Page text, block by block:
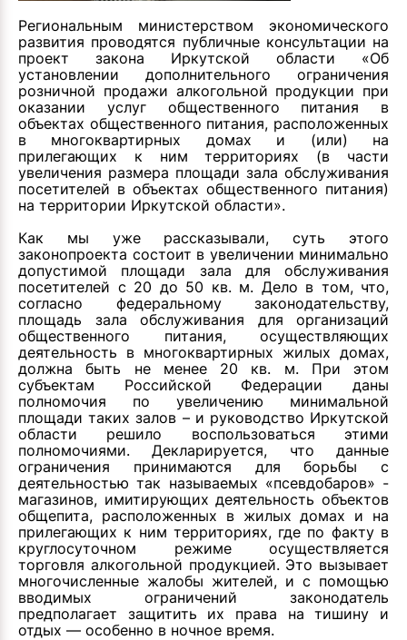
Региональным министерством экономического
развития проводятся публичные консультации на
проект закона Иркутской области «Об
установлении дополнительного ограничения
розничной продажи алкогольной продукции при
оказании услуг общественного питания в
объектах общественного питания, расположенных
в многоквартирных домах и (или) на
прилегающих к ним территориях (в части
увеличения размера площади зала обслуживания
посетителей в объектах общественного питания)
на территории Иркутской области».
Как мы уже рассказывали, суть этого
законопроекта состоит в увеличении минимально
допустимой площади зала для обслуживания
посетителей с 20 до 50 кв. м. Дело в том, что,
согласно федеральному законодательству,
площадь зала обслуживания для организаций
общественного питания, осуществляющих
деятельность в многоквартирных жилых домах,
должна быть не менее 20 кв. м. При этом
субъектам Российской Федерации даны
полномочия по увеличению минимальной
площади таких залов – и руководство Иркутской
области решило воспользоваться этими
полномочиями. Декларируется, что данные
ограничения принимаются для борьбы с
деятельностью так называемых «псевдобаров» -
магазинов, имитирующих деятельность объектов
общепита, расположенных в жилых домах и на
прилегающих к ним территориях, где по факту в
круглосуточном режиме осуществляется
торговля алкогольной продукцией. Это вызывает
многочисленные жалобы жителей, и с помощью
вводимых ограничений законодатель
предполагает защитить их права на тишину и
отдых — особенно в ночное время.